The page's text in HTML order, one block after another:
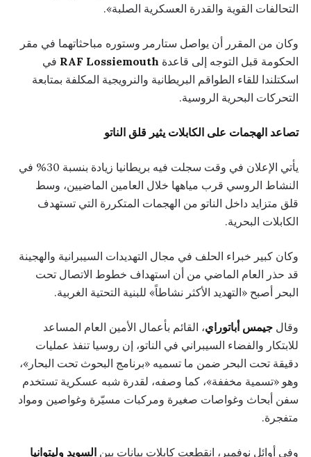
التحالفات القوية والقدرة العسكرية الصلبة».
وكان من المقرر أن يواصل ستارمر وستوره مباحثاتهما في مقر
الحكومة قبل التوجه إلى قاعدة RAF Lossiemouth في
اسكتلندا للقاء الطواقم البريطانية والنرويجية المكلفة بمتابعة
التحركات البحرية الروسية.
تصاعد الهجمات على الكابلات يثير قلق الناتو
يأتي الإعلان في وقت سجلت فيه بريطانيا زيادة بنسبة 30% في
النشاط الروسي قرب مياهها خلال العامين الماضيين، وسط
قلق متزايد داخل الناتو من الهجمات المتكررة التي تستهدف
الكابلات البحرية.
وكان كبير خبراء الحلف في مجال التهديدات السيبرانية والهجينة
قد حذر العام الماضي من أن استهداف خطوط الاتصال تحت
البحر أصبح «التهديد الأكثر نشاطاً» للبنية التحتية الغربية.
وقال جيمس أباتوراي، القائم بأعمال الأمين العام المساعد
للابتكار والفضاء السيبراني في الناتو، إن روسيا تنفذ عمليات
دقيقة تحت البحر ضمن ما تسميه «برنامج البحوث تحت البحار»،
وهو «تسمية مخففة»، كما وصفه، لقدرة شبه عسكرية تستخدم
سفن أبحاث وغواصات صغيرة ومركبات مسيّرة وغواصين ومواد
متفجرة.
وفي أوائل نوفمبر، انقطعت كابلات بيانات بين السويد وليتوانيا